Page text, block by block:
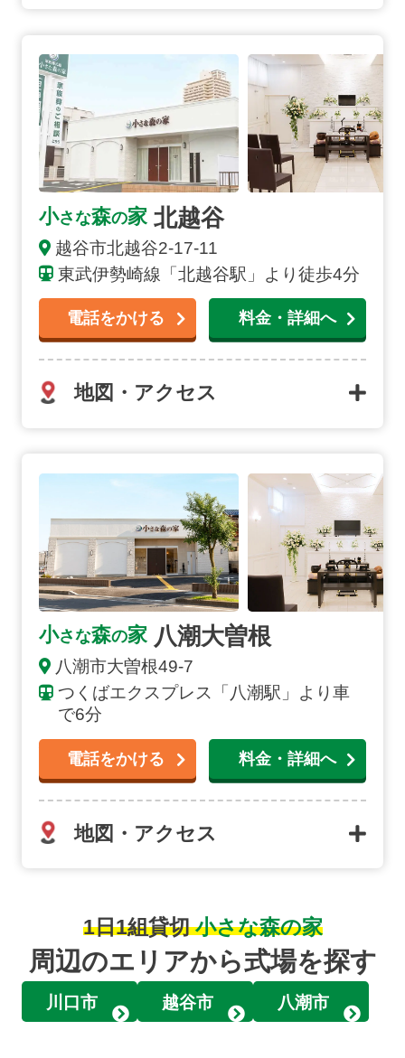
小さな森の家 北越谷
越谷市北越谷2-17-11
東武伊勢崎線「北越谷駅」より徒歩4分
電話をかける 料金・詳細へ
地図・アクセス
小さな森の家 八潮大曽根
八潮市大曽根49-7
つくばエクスプレス「八潮駅」より車
で6分
電話をかける 料金・詳細へ
地図・アクセス
1日1組貸切小さな森の家
周辺のエリアから式場を探す
川口市 越谷市 八潮市